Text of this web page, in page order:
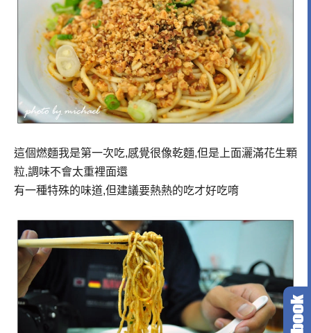
這個燃麵我是第一次吃,感覺很像乾麵,但是上面灑滿花生顆
粒,調味不會太重裡面還
有一種特殊的味道,但建議要熱熱的吃才好吃唷